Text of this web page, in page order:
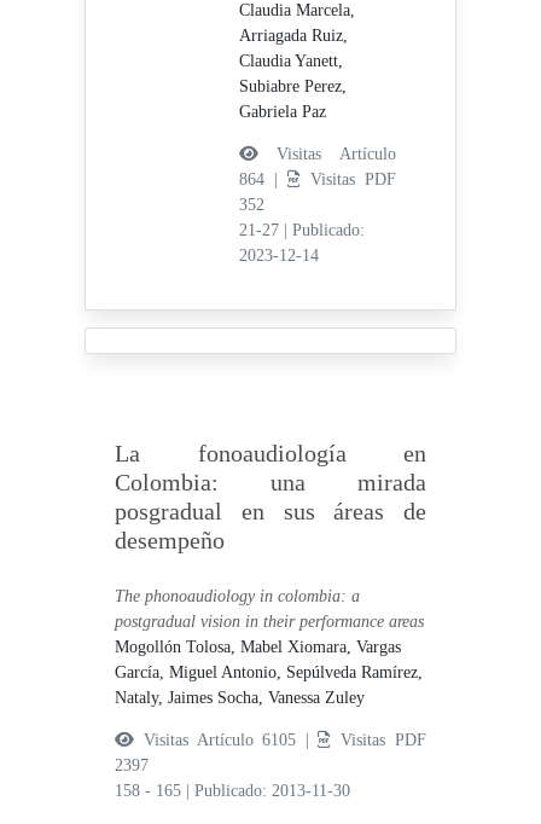
Claudia Marcela,
Arriagada Ruiz,
Claudia Yanett,
Subiabre Perez,
Gabriela Paz
Visitas Artículo
864 |
Visitas PDF
352
21-27
Publicado:
2023-12-14
La fonoaudiología en
Colombia: una mirada
posgradual en sus áreas de
desempeño
The phonoaudiology in colombia: a
postgradual vision in their performance areas
Mogollón Tolosa, Mabel Xiomara,Vargas
García, Miguel Antonio, Sepúlveda Ramírez,
Nataly,Jaimes Socha, Vanessa Zuley
Visitas Artículo 6105 |
Visitas PDF
2397
158 - 165
|Publicado: 2013-11-30